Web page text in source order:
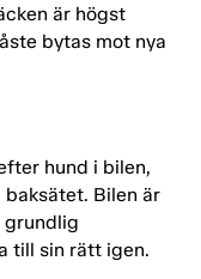
är högst
bytas mot nya
hund i bilen,
baksätet. Bilen är
grundlig
till sin rätt igen.